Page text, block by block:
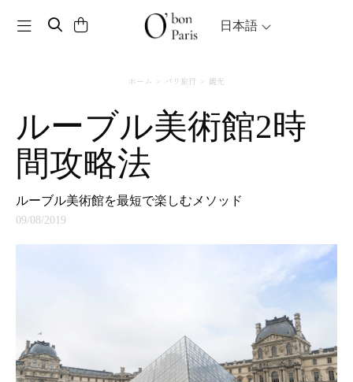
Toggle navigation 日本語
ホーム パリ旅行 観光
ルーブル美術館2時
間攻略法
ルーブル美術館を最短で楽しむメソッド
09/08/2019